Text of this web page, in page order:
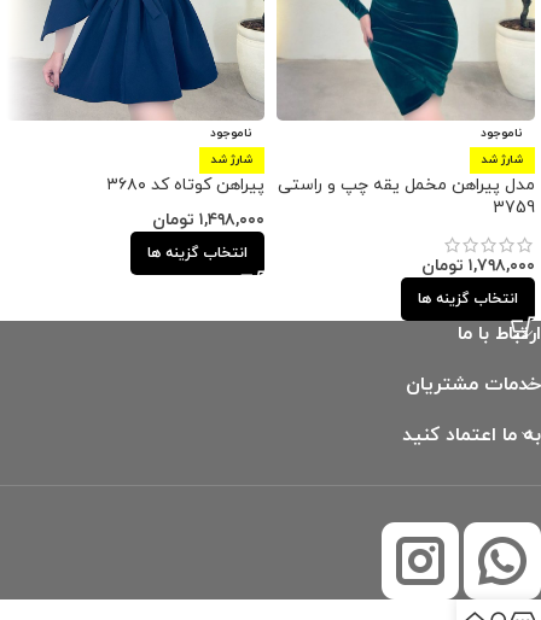
ناموجود
شارژ شد
مدل پیراهن مخمل یقه چپ و راستی
3759
۱,۷۹۸,۰۰۰ تومان
انتخاب گزینه ها
ناموجود
شارژ شد
پیراهن کوتاه کد ۳۶۸۰
۱,۴۹۸,۰۰۰ تومان
انتخاب گزینه ها
ارتباط با ما
خدمات مشتریان
به ما اعتماد کنید